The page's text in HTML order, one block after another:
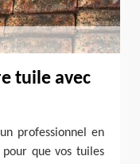
tuile avec
professionnel en
que vos tuiles